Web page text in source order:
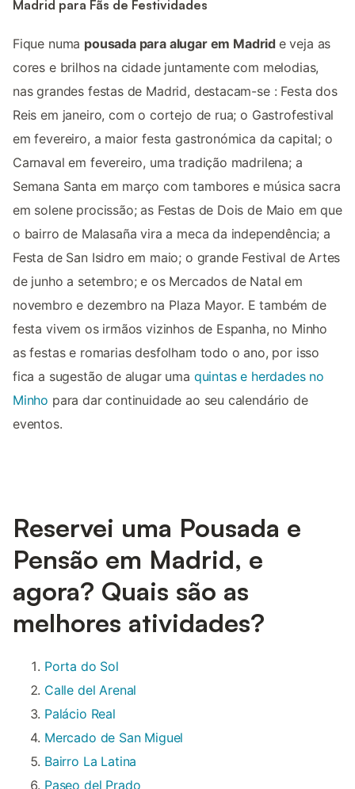
Madrid para Fãs de Festividades
Fique numa pousada para alugar em Madrid e veja as
cores e brilhos na cidade juntamente com melodias,
nas grandes festas de Madrid, destacam-se : Festa dos
Reis em janeiro, com o cortejo de rua; o Gastrofestival
em fevereiro, a maior festa gastronómica da capital; o
Carnaval em fevereiro, uma tradição madrilena; a
Semana Santa em março com tambores e música sacra
em solene procissão; as Festas de Dois de Maio em que
o bairro de Malasaña vira a meca da independência; a
Festa de San Isidro em maio; o grande Festival de Artes
de junho a setembro; e os Mercados de Natal em
novembro e dezembro na Plaza Mayor. E também de
festa vivem os irmãos vizinhos de Espanha, no Minho
as festas e romarias desfolham todo o ano, por isso
fica a sugestão de alugar uma quintas e herdades no
Minho para dar continuidade ao seu calendário de
eventos.
Reservei uma Pousada e
Pensão em Madrid, e
agora? Quais são as
melhores atividades?
Porta do Sol
Calle del Arenal
Palácio Real
Mercado de San Miguel
Bairro La Latina
Paseo del Prado